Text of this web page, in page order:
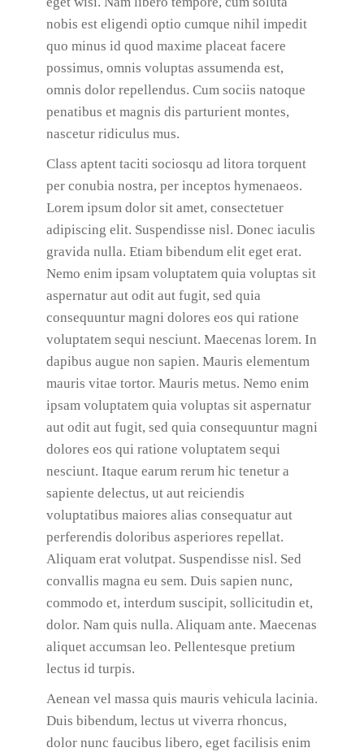
nobis est eligendi optio cumque nihil impedit
quo minus id quod maxime placeat facere
possimus, omnis voluptas assumenda est,
omnis dolor repellendus. Cum sociis natoque
penatibus et magnis dis parturient montes,
nascetur ridiculus mus.
Class aptent taciti sociosqu ad litora torquent
per conubia nostra, per inceptos hymenaeos.
Lorem ipsum dolor sit amet, consectetuer
adipiscing elit. Suspendisse nisl. Donec iaculis
gravida nulla. Etiam bibendum elit eget erat.
Nemo enim ipsam voluptatem quia voluptas sit
aspernatur aut odit aut fugit, sed quia
consequuntur magni dolores eos qui ratione
voluptatem sequi nesciunt. Maecenas lorem. In
dapibus augue non sapien. Mauris elementum
mauris vitae tortor. Mauris metus. Nemo enim
ipsam voluptatem quia voluptas sit aspernatur
aut odit aut fugit, sed quia consequuntur magni
dolores eos qui ratione voluptatem sequi
nesciunt. Itaque earum rerum hic tenetur a
sapiente delectus, ut aut reiciendis
voluptatibus maiores alias consequatur aut
perferendis doloribus asperiores repellat.
Aliquam erat volutpat. Suspendisse nisl. Sed
convallis magna eu sem. Duis sapien nunc,
commodo et, interdum suscipit, sollicitudin et,
dolor. Nam quis nulla. Aliquam ante. Maecenas
aliquet accumsan leo. Pellentesque pretium
lectus id turpis.
Aenean vel massa quis mauris vehicula lacinia.
Duis bibendum, lectus ut viverra rhoncus,
dolor nunc faucibus libero, eget facilisis enim